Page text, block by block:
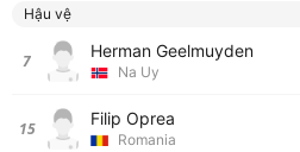
Hậu vệ
7 Herman Geelmuyden
Na Uy
15 Filip Oprea
Romania